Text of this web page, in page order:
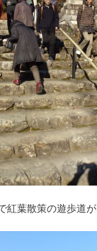
紅葉散策の遊歩道が